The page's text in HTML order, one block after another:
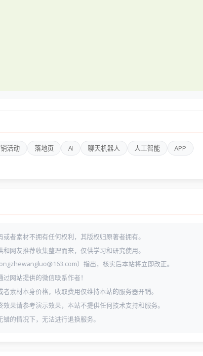
活动 落地页 AI 聊天机器人 人工智能
APP
者素材不拥有任何权利，其版权归原著者拥有。
网友推荐收集整理而来，仅供学习和研究使用。
）指出，核实后本站将立即改正。
网站提供的微信联系作者！
素材本身价格，收取费用仅维持本站的服务器开销。
果请参考演示效果，本站不提供任何技术支持和服务。
的情况下，无法进行退换服务。